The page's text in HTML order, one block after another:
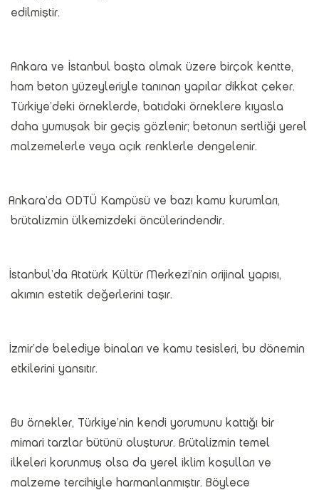
edilmiştir.
Ankara ve İstanbul başta olmak üzere birçok kentte,
ham beton yüzeyleriyle tanınan yapılar dikkat çeker.
Türkiye’deki örneklerde, batıdaki örneklere kıyasla
daha yumuşak bir geçiş gözlenir; betonun sertliği yerel
malzemelerle veya açık renklerle dengelenir.
Ankara’da ODTÜ Kampüsü ve bazı kamu kurumları,
brütalizmin ülkemizdeki öncülerindendir.
İstanbul’da Atatürk Kültür Merkezi’nin orijinal yapısı,
akımın estetik değerlerini taşır.
İzmir’de belediye binaları ve kamu tesisleri, bu dönemin
etkilerini yansıtır.
Bu örnekler, Türkiye’nin kendi yorumunu kattığı bir
mimari tarzlar bütünü oluşturur. Brütalizmin temel
ilkeleri korunmuş olsa da yerel iklim koşulları ve
malzeme tercihiyle harmanlanmıştır. Böylece